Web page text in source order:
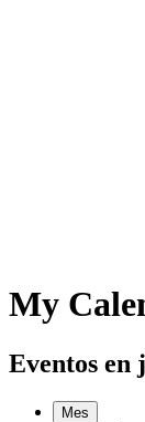
My
Eventos en
Mes